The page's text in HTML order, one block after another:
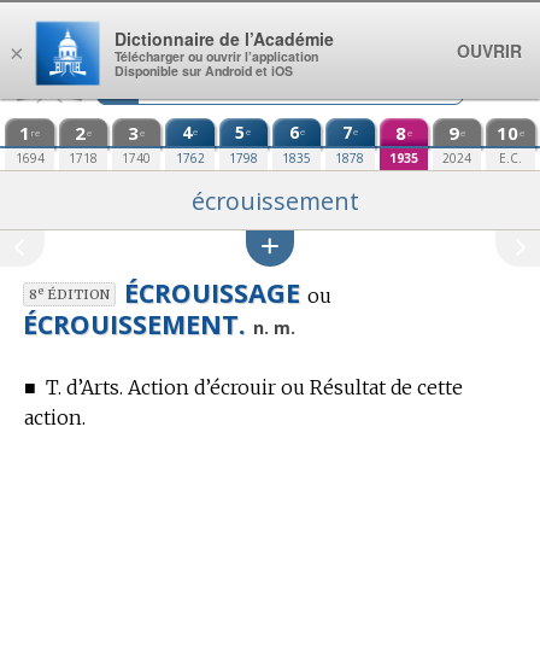
Aller au contenu
1 re
1694
2e
1718
3e
1740
4e
1762
5e
1798
6e
1835
7e
1878
8e
1935
9e
2024
10e
E.C.
écrouissement
8eÉDITION ÉCROUISSAGE ou
ÉCROUISSEMENT. n. m.
■ T. d’Arts. Action d’écrouir ou Résultat de cette
action.
×
Dictionnaire de l’Académie
Télécharger ou ouvrir l’application
Disponible sur Android et iOS
OUVRIR